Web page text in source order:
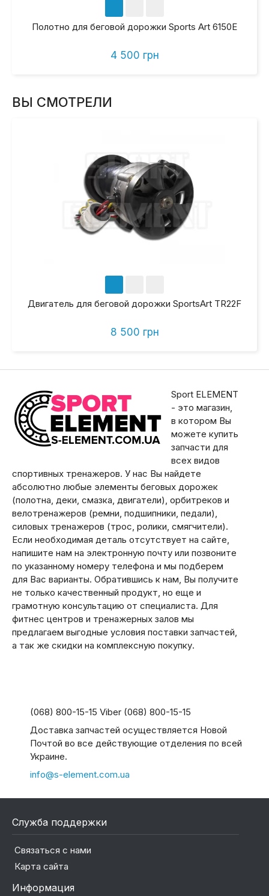
Полотно для беговой дорожки Sports Art 6150E
4 500 грн
ВЫ СМОТРЕЛИ
Двигатель для беговой дорожки SportsArt TR22F
8 500 грн
Sport ELEMENT
- это магазин,
в котором Вы
можете купить
запчасти для
всех видов
спортивных тренажеров. У нас Вы найдете
абсолютно любые элементы беговых дорожек
(полотна, деки, смазка, двигатели), орбитреков и
велотренажеров (ремни, подшипники, педали),
силовых тренажеров (трос, ролики, смягчители).
Если необходимая деталь отсутствует на сайте,
напишите нам на электронную почту или позвоните
по указанному номеру телефона и мы подберем
для Вас варианты. Обратившись к нам, Вы получите
не только качественный продукт, но еще и
грамотную консультацию от специалиста. Для
фитнес центров и тренажерных залов мы
предлагаем выгодные условия поставки запчастей,
а так же скидки на комплексную покупку.
(068) 800-15-15 Viber (068) 800-15-15
Доставка запчастей осуществляется Новой
Почтой во все действующие отделения по всей
Украине.
info@s-element.com.ua
Служба поддержки
Связаться с нами
Карта сайта
Информация